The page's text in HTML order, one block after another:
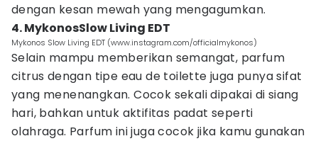
dengan kesan mewah yang mengagumkan.
4. MykonosSlow Living EDT
Mykonos Slow Living EDT (www.instagram.com/officialmykonos)
Selain mampu memberikan semangat, parfum
citrus dengan tipe eau de toilette juga punya sifat
yang menenangkan. Cocok sekali dipakai di siang
hari, bahkan untuk aktifitas padat seperti
olahraga. Parfum ini juga cocok jika kamu gunakan